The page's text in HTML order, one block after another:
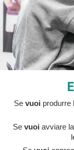
Se vuoi produrre
Se vuoi avviare